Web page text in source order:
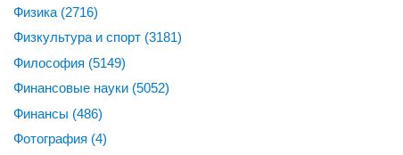
Физика (2716)
Физкультура и спорт (3181)
Философия (5149)
Финансовые науки (5052)
Финансы (486)
Фотография (4)